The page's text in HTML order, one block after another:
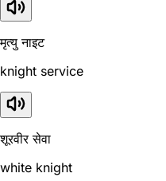
मृत्यु नाइट
knight service
शूरवीर सेवा
white knight